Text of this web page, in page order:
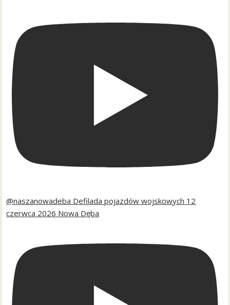
@naszanowadeba Defilada pojazdów wojskowych 12
czerwca 2026 Nowa Dęba